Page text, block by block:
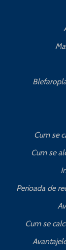
Cum se
Cum se
Perioada de
Cum se